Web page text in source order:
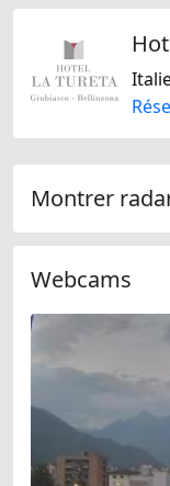
Montrer
Webcams